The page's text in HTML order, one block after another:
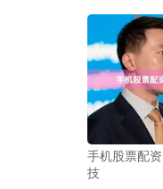
手机股票配
技